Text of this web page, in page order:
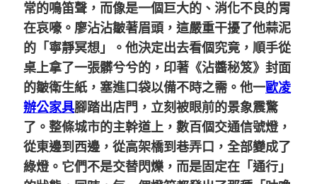
常的鳴笛聲，而像是一個巨大的、消化不良的胃
在哀嚎。廖沾沾皺著眉頭，這嚴重干擾了他蒜泥
的「寧靜冥想」。他決定出去看個究竟，順手從
桌上拿了一張髒兮兮的，印著《沾醬秘笈》封面
的皺衛生紙，塞進口袋以備不時之需。他一歐凌
辦公家具腳踏出店門，立刻被眼前的景象震驚
了。整條城市的主幹道上，數百個交通信號燈，
從東邊到西邊，從高架橋到巷弄口，全部變成了
綠燈。它們不是交替閃爍，而是固定在「通行」